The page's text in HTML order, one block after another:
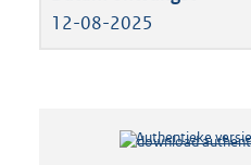
12-08-2025
Authentieke